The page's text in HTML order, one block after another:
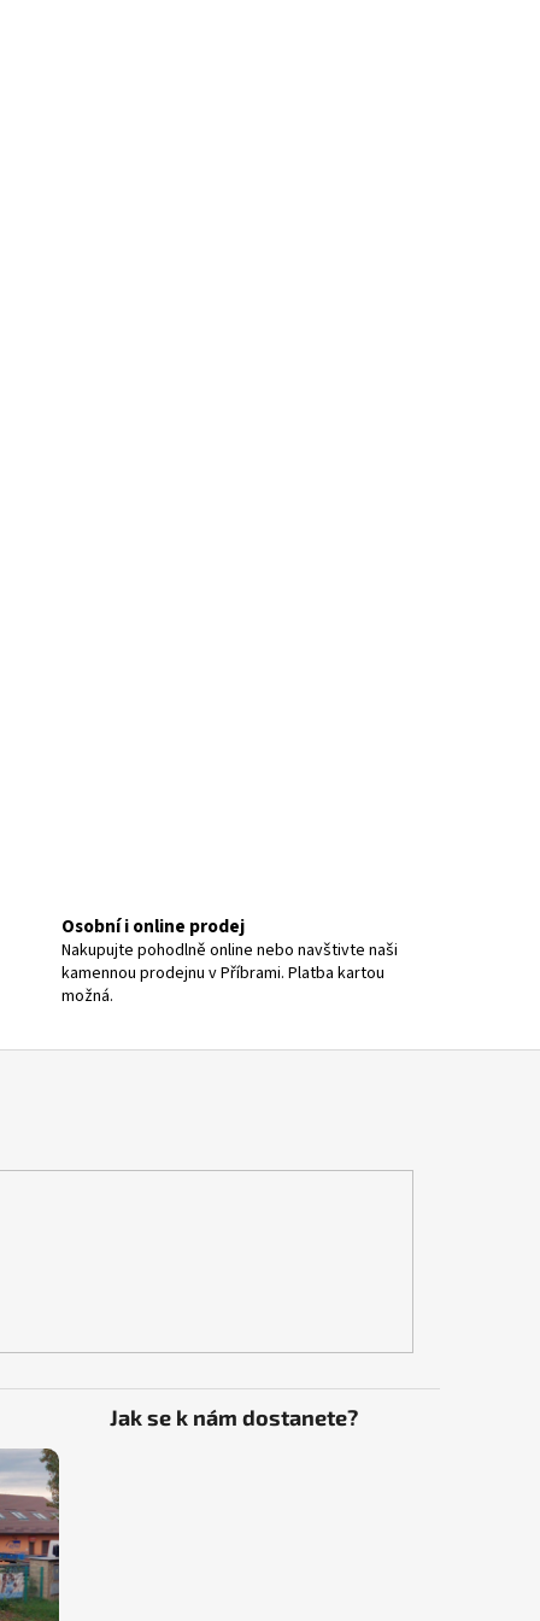
Osobní i online prodej
Nakupujte pohodlně online nebo navštivte naši
kamennou prodejnu v Příbrami. Platba kartou
možná.
Jak se k nám dostanete?